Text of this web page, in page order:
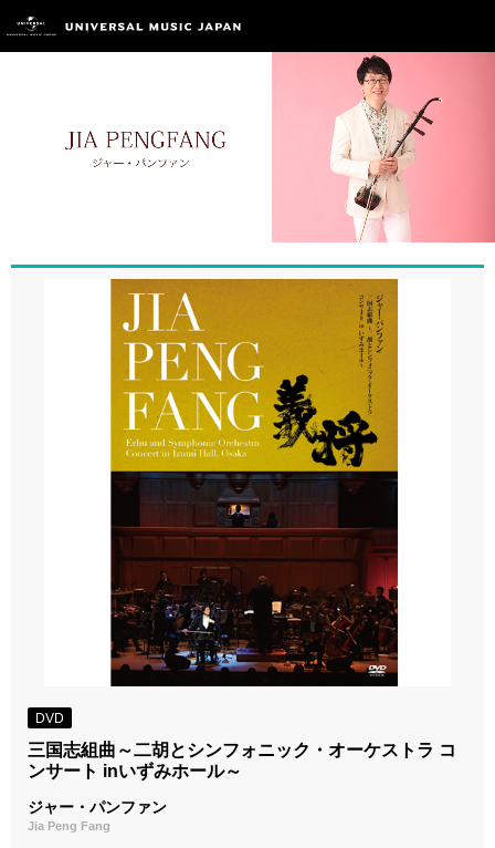
DVD
三国志組曲～二胡とシンフォニック・オーケストラ コ
ンサート inいずみホール～
ジャー・パンファン
Jia Peng Fang